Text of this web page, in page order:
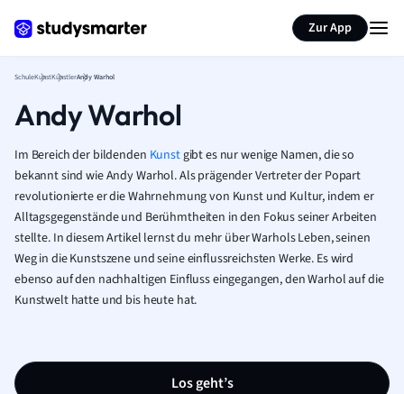
Zur App
SchuleKunstKünstlerAndy Warhol
Andy Warhol
Im Bereich der bildenden Kunstgibt es nur wenige Namen, die so
bekannt sind wie Andy Warhol. Als prägender Vertreter der Popart
revolutionierte er die Wahrnehmung von Kunst und Kultur, indem er
Alltagsgegenstände und Berühmtheiten in den Fokus seiner Arbeiten
stellte. In diesem Artikel lernst du mehr über Warhols Leben, seinen
Weg in die Kunstszene und seine einflussreichsten Werke. Es wird
ebenso auf den nachhaltigen Einfluss eingegangen, den Warhol auf die
Kunstwelt hatte und bis heute hat.
Los geht’s
Seite zusammenfassen